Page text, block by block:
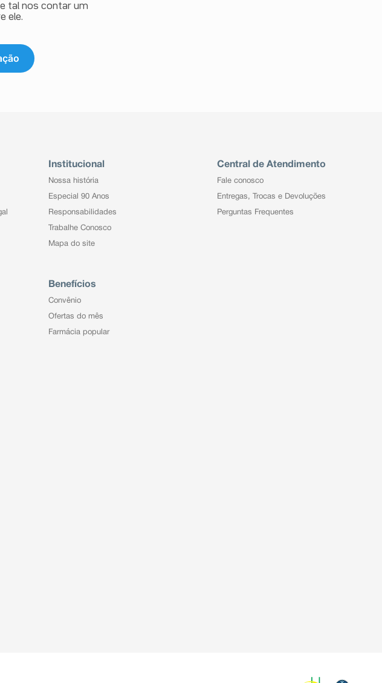
tal nos contar um
ele.
Institucional
Nossa história
Especial 90 Anos
Responsabilidades
Trabalhe Conosco
Mapa do site
Benefícios
Convênio
Ofertas do mês
Farmácia popular
Central de Atendimento
Fale conosco
Entregas, Trocas e Devoluções
Perguntas Frequentes